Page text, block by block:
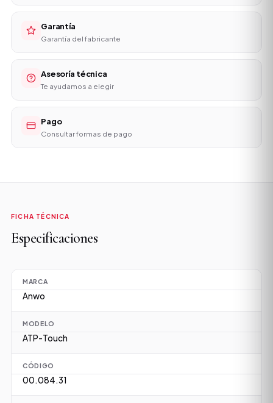
Garantía
Garantía del fabricante
Asesoría técnica
Te ayudamos a elegir
Pago
Consultar formas de pago
FICHA TÉCNICA
Especificaciones
MARCA
Anwo
MODELO
ATP-Touch
CÓDIGO
00.084.31